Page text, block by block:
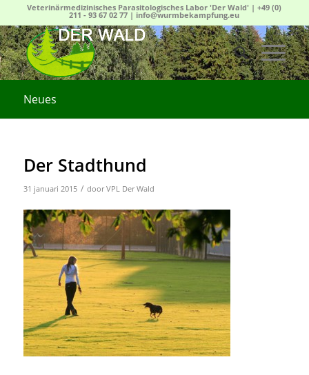
Veterinärmedizinisches Parasitologisches Labor 'Der Wald' |+49 (0)
211 - 93 67 02 77 | info@wurmbekampfung.eu
Neues
Der Stadthund
31 januari 2015 / doorVPL Der Wald